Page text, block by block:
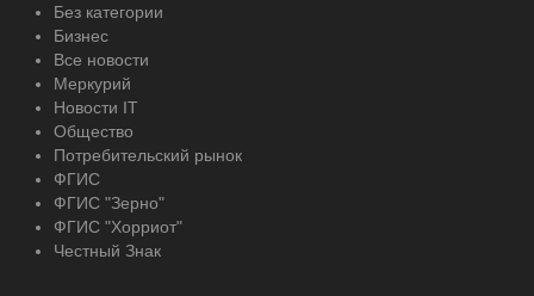
Без категории
Бизнес
Все новости
Меркурий
Новости IT
Общество
Потребительский рынок
ФГИС
ФГИС "Зерно"
ФГИС "Хорриот"
Честный Знак